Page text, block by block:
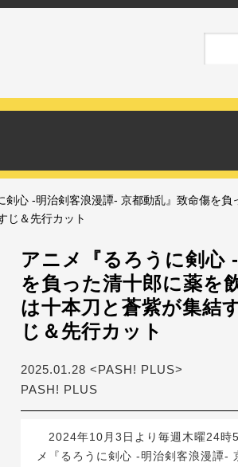
剣心 -明治剣客浪漫譚- 京都動乱』致命傷を
じ＆先行カット
アニメ『るろうに剣心
を負った清十郎に薬を
は十本刀と蒼紫が集結
じ＆先行カット
2025.01.28 <PASH! PLUS>
PASH! PLUS
2024年10月3日より毎週木曜24時
メ『るろうに剣心 -明治剣客浪漫譚-